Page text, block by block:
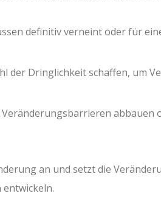
definitiv verneint oder für
der Dringlichkeit schaffen, um
abbauen
an und setzt die